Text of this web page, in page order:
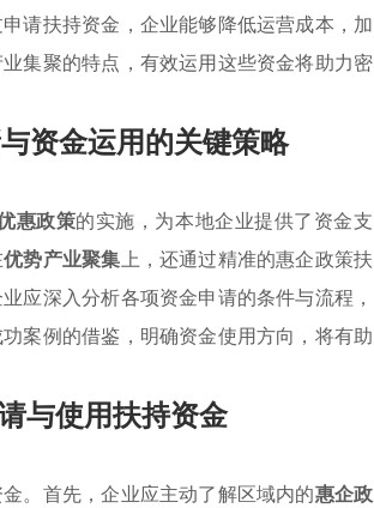
请扶持资金，企业能够降低运营成本，加
集聚的特点，有效运用这些资金将助力密
资金运用的关键策略
惠政策的实施，为本地企业提供了资金支
优势产业聚集上，还通过精准的惠企政策扶
应深入分析各项资金申请的条件与流程，
案例的借鉴，明确资金使用方向，将有助
与使用扶持资金
。首先，企业应主动了解区域内的惠企政